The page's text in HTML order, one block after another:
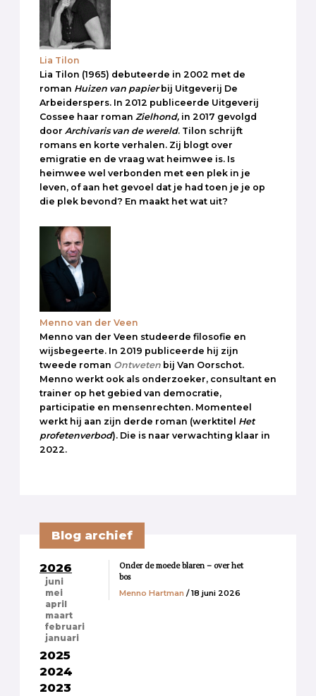
Lia Tilon
Lia Tilon (1965) debuteerde in 2002 met de
roman Huizen van papierbij Uitgeverij De
Arbeiderspers. In 2012 publiceerde Uitgeverij
Cossee haar roman Zielhond, in 2017 gevolgd
door Archivaris van de wereld. Tilon schrijft
romans en korte verhalen. Zij blogt over
emigratie en de vraag wat heimwee is. Is
heimwee wel verbonden met een plek in je
leven, of aan het gevoel dat je had toen je je op
die plek bevond? En maakt het wat uit?
Menno van der Veen
Menno van der Veen studeerde filosofie en
wijsbegeerte. In 2019 publiceerde hij zijn
tweede roman Ontweten bij Van Oorschot.
Menno werkt ook als onderzoeker, consultant en
trainer op het gebied van democratie,
participatie en mensenrechten. Momenteel
werkt hij aan zijn derde roman (werktitel Het
profetenverbod). Die is naar verwachting klaar in
2022.
Blog archief
2026
juni
mei
april
maart
februari
januari
2025
2024
2023
Onder de moede blaren – over het
bos
Menno Hartman / 18 juni 2026